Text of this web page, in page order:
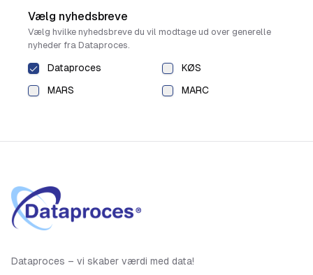
Vælg nyhedsbreve
Vælg hvilke nyhedsbreve du vil modtage ud over generelle
nyheder fra Dataproces.
Dataproces
KØS
MARS
MARC
Dataproces – vi skaber værdi med data!